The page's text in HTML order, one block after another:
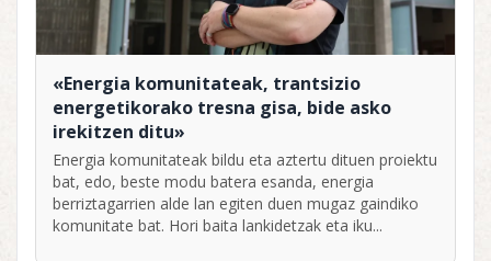
«Energia komunitateak, trantsizio
energetikorako tresna gisa, bide asko
irekitzen ditu»
Energia komunitateak bildu eta aztertu dituen proiektu
bat, edo, beste modu batera esanda, energia
berriztagarrien alde lan egiten duen mugaz gaindiko
komunitate bat. Hori baita lankidetzak eta iku...